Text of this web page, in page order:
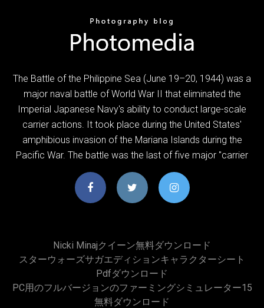
The Battle of the Philippine Sea (June 19–20, 1944) was a
major naval battle of World War II that eliminated the
Imperial Japanese Navy's ability to conduct large-scale
carrier actions. It took place during the United States'
amphibious invasion of the Mariana Islands during the
Pacific War. The battle was the last of five major "carrier
Nicki Minajクイーン無料ダウンロード
スターウォーズサガエディションキャラクターシート
Pdfダウンロード
PC用のフルバージョンのファーミングシミュレーター15
無料ダウンロード